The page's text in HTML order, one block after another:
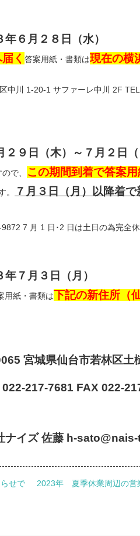
６月２８日（水）
く 答案用紙・書類は現在の横
中川 1-20-1 サファーレ中川 2F
２９日（木）～７月２日（
で、
この期間到着で答案
。
７月３日（月）以降着
7 月 1 日･2 日は土日の為完全
７月３日（月）
用紙・書類は下記の新住所（仙
宮城県仙台市若林区土
022-217-7681 FAX 022-
ナイズ 佐藤 h-
せで
2023年 夏季休業周辺の営